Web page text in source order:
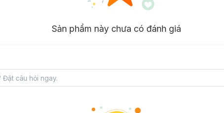
Nghệ Tây
Sản phẩm này chưa có đánh giá